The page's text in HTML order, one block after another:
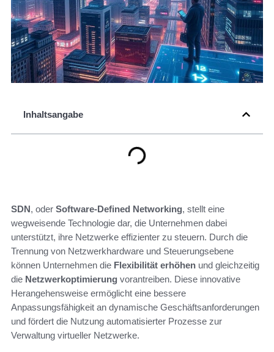
Inhaltsangabe
SDN, oder Software-Defined Networking, stellt eine
wegweisende Technologie dar, die Unternehmen dabei
unterstützt, ihre Netzwerke effizienter zu steuern. Durch die
Trennung von Netzwerkhardware und Steuerungsebene
können Unternehmen die Flexibilität erhöhen und gleichzeitig
die Netzwerkoptimierung vorantreiben. Diese innovative
Herangehensweise ermöglicht eine bessere
Anpassungsfähigkeit an dynamische Geschäftsanforderungen
und fördert die Nutzung automatisierter Prozesse zur
Verwaltung virtueller Netzwerke.